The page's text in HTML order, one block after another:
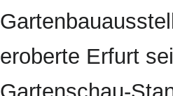
eroberte Erfurt